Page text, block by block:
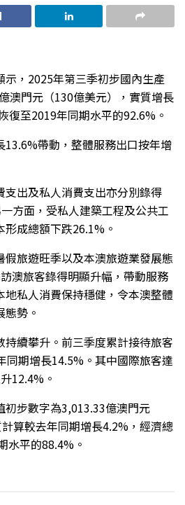
，2025年第三季初步國內生產
澳門元（130億美元），實質增長
復至2019年同期水平的92.6%。
13.6%帶動，整體服務出口按年增
支出及私人消費支出亦分別錄得
方面，受私人建築工程及公共工
成總額下跌26.1%。
旅遊旺季以及本澳旅遊業發展態
澳旅客錄得明顯升幅，帶動服務
私人消費保持穩健，令本澳整體
勢。
續攀升。前三季度累計接待旅客
同期增長14.5%。其中國際旅客達
12.4%。
初步數字為3,013.33億澳門元
計算較去年同期增長4.2%，經濟總
水平的88.4%。